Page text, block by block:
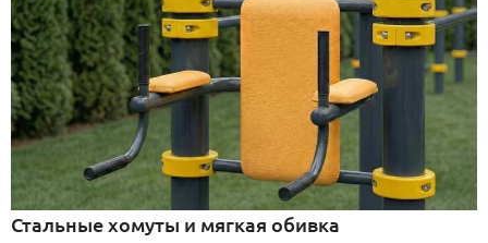
Стальные хомуты и мягкая обивка